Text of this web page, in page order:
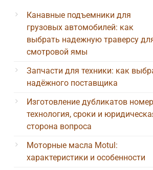
Канавные подъемники для
грузовых автомобилей: как
выбрать надежную траверсу
смотровой ямы
Запчасти для техники: как
надёжного поставщика
Изготовление дубликатов
технология, сроки и
сторона вопроса
Моторные масла Motul:
характеристики и особенности